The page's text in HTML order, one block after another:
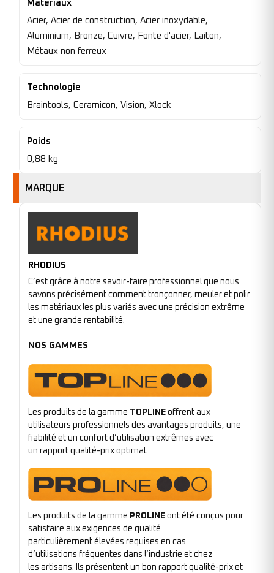
Materiaux
Acier, Acier de construction, Acier inoxydable,
Aluminium, Bronze, Cuivre, Fonte d'acier, Laiton,
Métaux non ferreux
Technologie
Braintools, Ceramicon, Vision, Xlock
Poids
0,88 kg
MARQUE
RHODIUS
C’est grâce à notre savoir-faire professionnel que nous
savons précisément comment tronçonner, meuler et polir
les matériaux les plus variés avec une précision extrême
et une grande rentabilité.
NOS GAMMES
Les produits de la gamme TOPLINE offrent aux
utilisateurs professionnels des avantages produits, une
fiabilité et un confort d’utilisation extrêmes avec
un rapport qualité-prix optimal.
Les produits de la gamme PROLINE ont été conçus pour
satisfaire aux exigences de qualité
particulièrement élevées requises en cas
d’utilisations fréquentes dans l’industrie et chez
les artisans. Ils présentent un bon rapport qualité-prix et